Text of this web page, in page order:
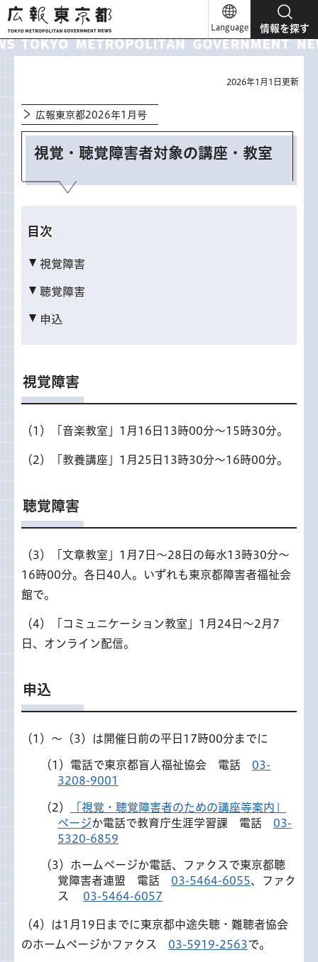
広報東京都
Language 情報を探す
2026年1月1日更新
広報東京都2026年1月号
視覚・聴覚障害者対象の講座・教室
目次
視覚障害
聴覚障害
申込
視覚障害
（1）「音楽教室」1月16日13時00分～15時30分。
（2）「教養講座」1月25日13時30分～16時00分。
聴覚障害
（3）「文章教室」1月7日～28日の毎水13時30分～
16時00分。各日40人。いずれも東京都障害者福祉会
館で。
（4）「コミュニケーション教室」1月24日～2月7
日、オンライン配信。
申込
（1）～（3）は開催日前の平日17時00分までに
（1）電話で東京都盲人福祉協会 電話03-
3208-9001
（2）
「視覚・聴覚障害者のための講座等案内」
ページか電話で教育庁生涯学習課 電話03-
5320-6859
（3）ホームページか電話、ファクスで東京都聴
覚障害者連盟 電話03-5464-6055、ファク
ス
03-5464-6057
（4）は1月19日までに東京都中途失聴・難聴者協会
のホームページかファクス 03-5919-2563で。